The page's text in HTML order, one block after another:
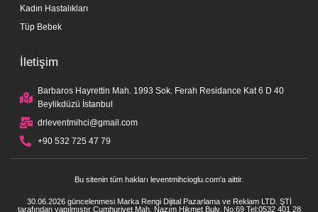
Kadın Hastalıkları
Tüp Bebek
İletişim
Barbaros Hayrettin Mah. 1993 Sok. Ferah Residance Kat 6 D 40
Beylikdüzü İstanbul
drleventmihci@gmail.com
+90 532 725 47 79
Bu sitenin tüm hakları leventmihcioglu.com'a aittir.
30.06.2026 güncelenmesi Marka Rengi Dijital Pazarlama ve Reklam LTD. ŞTİ
tarafından yapılmıştır Cumhuriyet Mah. Nazım Hikmet Bulv. No:69 Tel:0532 401 28